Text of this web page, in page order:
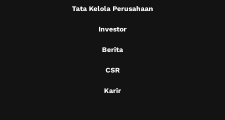
Tata Kelola Perusahaan
Investor
Berita
CSR
Karir